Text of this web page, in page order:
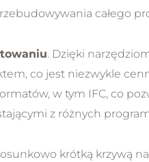
całego
. Dzięki
co jest niezwykle
w tym IFC, co
z różnych
krótką krzywą